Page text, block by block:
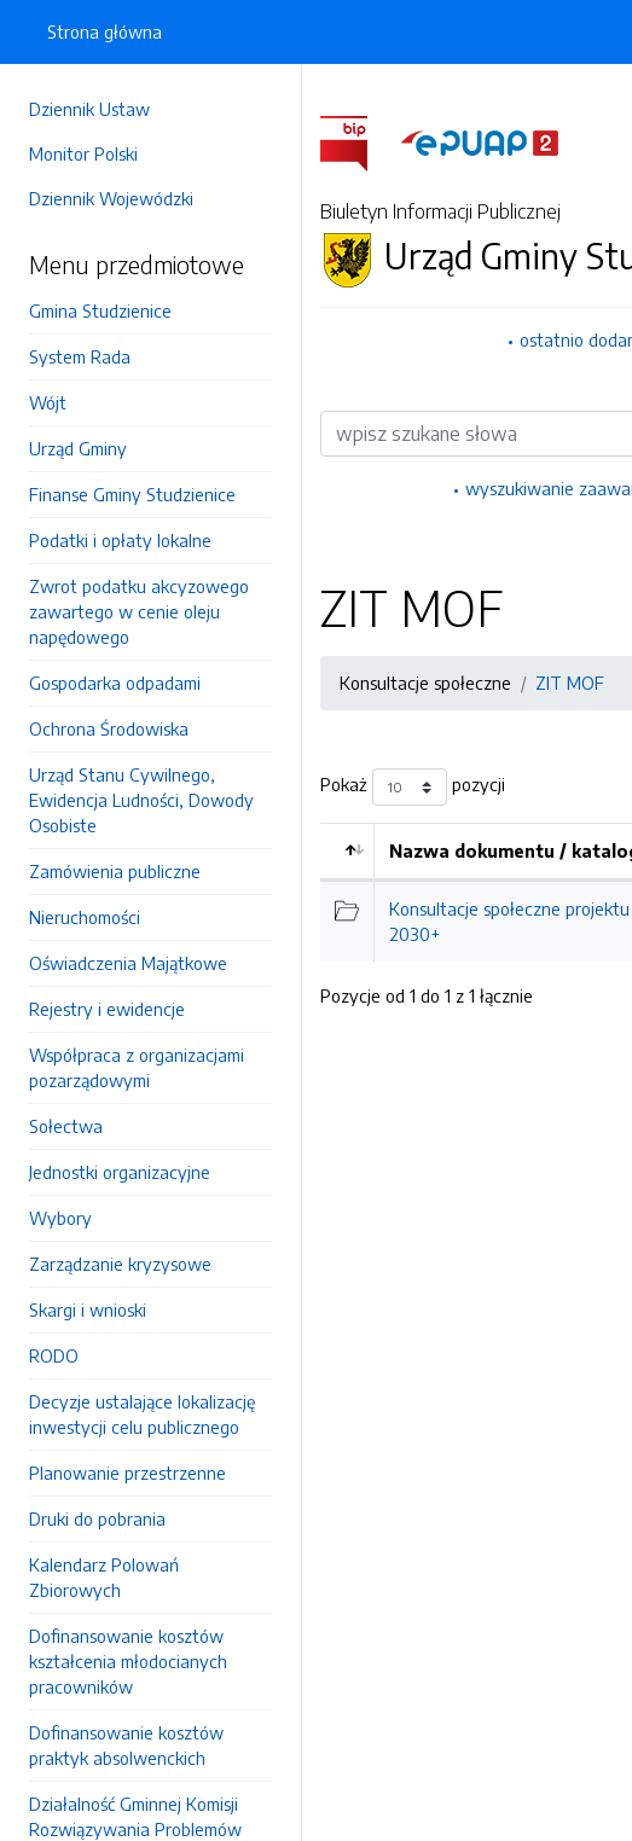
Dziennik Ustaw
Monitor Polski
Dziennik Wojewódzki
Menu przedmiotowe
Gmina Studzienice
System Rada
Wójt
Urząd Gminy
Finanse Gminy Studzienice
Podatki i opłaty lokalne
Zwrot podatku akcyzowego
zawartego w cenie oleju
napędowego
Gospodarka odpadami
Ochrona Środowiska
Urząd Stanu Cywilnego,
Ewidencja Ludności, Dowody
Osobiste
Zamówienia publiczne
Nieruchomości
Oświadczenia Majątkowe
Rejestry i ewidencje
Współpraca z organizacjami
pozarządowymi
Sołectwa
Jednostki organizacyjne
Wybory
Zarządzanie kryzysowe
Skargi i wnioski
RODO
Decyzje ustalające lokalizację
inwestycji celu publicznego
Planowanie przestrzenne
Druki do pobrania
Kalendarz Polowań
Zbiorowych
Dofinansowanie kosztów
kształcenia młodocianych
pracowników
Dofinansowanie kosztów
praktyk absolwenckich
Działalność Gminnej Komisji
Rozwiązywania Problemów
Strona główna
Biuletyn Informacji Publicznej
Urząd Gminy
ostatnio
Wyszukiwarka
wyszukiwanie
ZIT MOF
Konsultacje społeczne ZIT MOF
Pokaż pozycji
Kolejność
Nazwa dokumentu /
Konsultacje społeczne
2030+
Pozycje od 1 do 1 z 1 łącznie